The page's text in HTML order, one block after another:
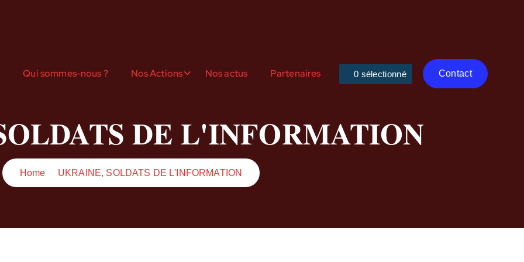
Qui sommes-nous ? Nos Actions Nos actus Partenaires Contact
DE L'INFORMATION
Home UKRAINE, SOLDATS DE L'INFORMATION